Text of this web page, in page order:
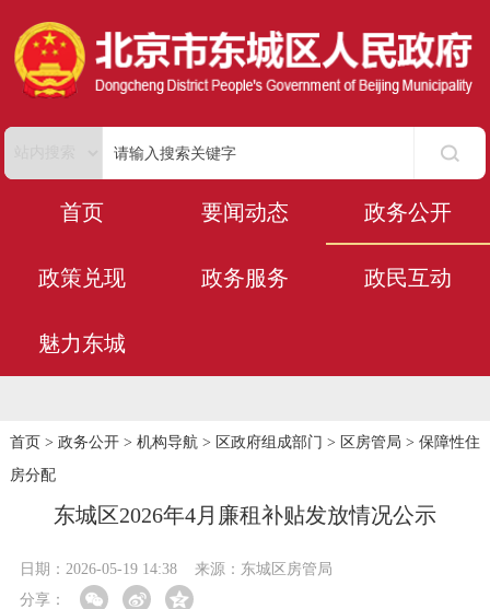
首页 要闻动态 政务公开
政策兑现 政务服务 政民互动
魅力东城
首页 > 政务公开> 机构导航 > 区政府组成部门 > 区房管局 > 保障性住
房分配
东城区2026年4月廉租补贴发放情况公示
日期：2026-05-19 14:38
来源：东城区房管局
分享：